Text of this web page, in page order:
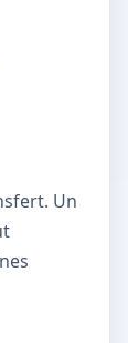
Un